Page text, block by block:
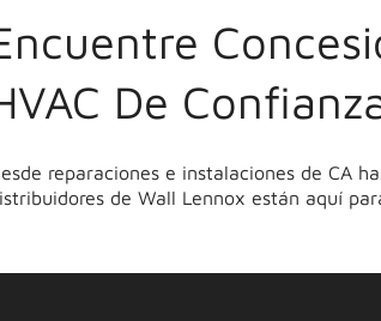
De
reparaciones e instalaciones de CA
de Wall Lennox están aquí